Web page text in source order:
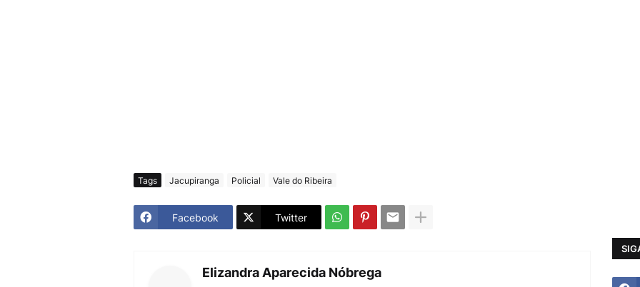
Tags Jacupiranga Policial Vale do Ribeira
Facebook Twitter
Elizandra Aparecida Nóbrega